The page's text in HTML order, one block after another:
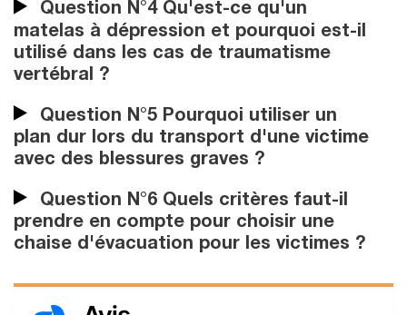
Question N°4 Qu'est-ce qu'un
matelas à dépression et pourquoi est-il
utilisé dans les cas de traumatisme
vertébral ?
Question N°5 Pourquoi utiliser un
plan dur lors du transport d'une victime
avec des blessures graves ?
Question N°6 Quels critères faut-il
prendre en compte pour choisir une
chaise d'évacuation pour les victimes ?